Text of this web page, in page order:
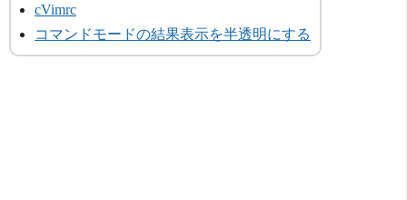
cVimrc
コマンドモードの結果表示を半透明にする